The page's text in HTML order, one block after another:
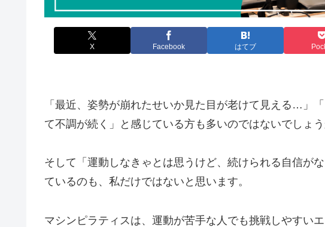
X Facebook はてブ
「最近、姿勢が崩れたせいか見た目が老けて見える…」
て不調が続く」と感じている方も多いのではないでしょう
そして「運動しなきゃとは思うけど、続けられる自信が
ているのも、私だけではないと思います。
マシンピラティスは、運動が苦手な人でも挑戦しやすい